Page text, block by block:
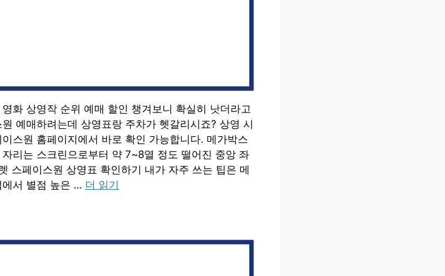
화 상영작 순위 예매 할인 챙겨보니 확실히 낫더라고
예매하려는데 상영표랑 주차가 헷갈리시죠? 상영 시
스원 홈페이지에서 바로 확인 가능합니다. 메가박스
리는 스크린으로부터 약 7~8열 정도 떨어진 중앙 좌
스페이스원 상영표 확인하기 내가 자주 쓰는 팁은 메
에서 별점 높은 … 더 읽기